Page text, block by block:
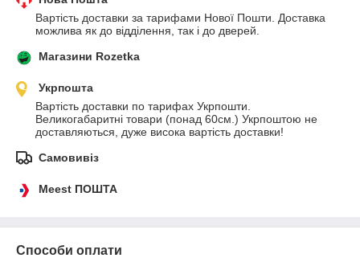
Вартість доставки за тарифами Нової Пошти. Доставка
можлива як до відділення, так і до дверей.
Магазини Rozetka
Укрпошта
Вартість доставки по тарифах Укрпошти.
Великогабаритні товари (понад 60см.) Укрпоштою не
доставляються, дуже висока вартість доставки!
Самовивіз
Meest ПОШТА
Способи оплати